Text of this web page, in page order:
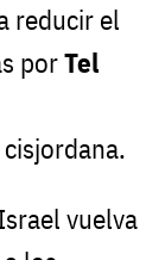
reducir el
porTel
vuelva